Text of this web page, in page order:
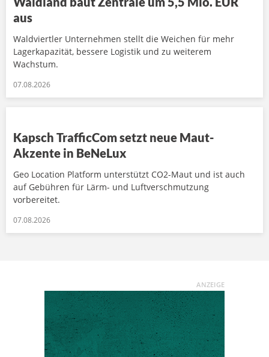
aus
Waldviertler Unternehmen stellt die Weichen für mehr
Lagerkapazität, bessere Logistik und zu weiterem
Wachstum.
07.08.2026
Kapsch TrafficCom setzt neue Maut-
Akzente in BeNeLux
Geo Location Platform unterstützt CO2-Maut und ist auch
auf Gebühren für Lärm- und Luftverschmutzung
vorbereitet.
07.08.2026
ANZEIGE